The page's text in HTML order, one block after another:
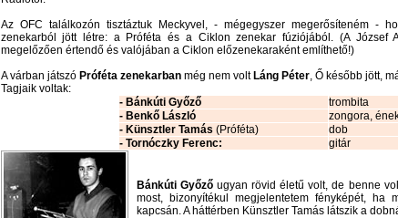
Az OFC találkozón tisztáztuk Meckyvel, - mégegyszer megerősíteném -
zenekarból jött létre: a Próféta és a Ciklon zenekar fúziójából. (A József
megelőzően értendő és valójában a Ciklon előzenekaraként említhető!)
A várban játszó Próféta zenekarbanmég nem volt Láng Péter, Ő később jött,
Tagjaik voltak:
- Bánkúti Győző
trombita
- Benkő László
zongora,
- Künsztler Tamás (Próféta)
dob
- Tornóczky Ferenc:
gitár
Bánkúti Győzőugyan rövid életű volt, de benne
most, bizonyítékul megjelentetem fényképét, ha
kapcsán. A háttérben Künsztler Tamás látszik a